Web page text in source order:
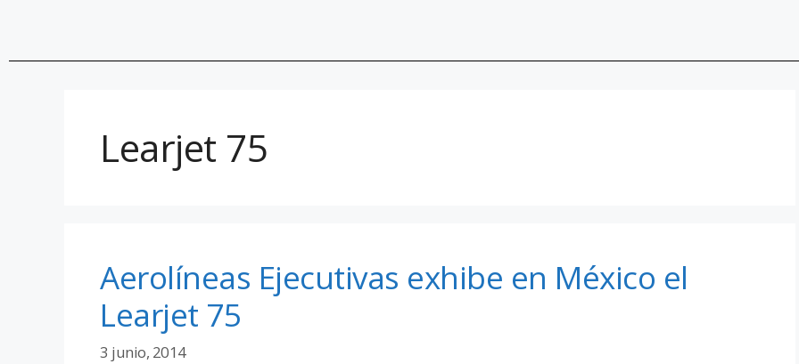
Learjet 75
Aerolíneas Ejecutivas exhibe en México el
Learjet 75
3 junio, 2014